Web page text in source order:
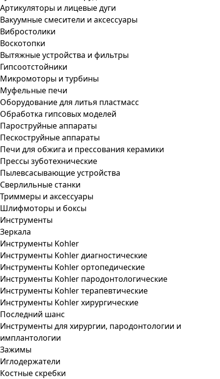
Артикуляторы и лицевые дуги
Вакуумные смесители и аксессуары
Вибростолики
Воскотопки
Вытяжные устройства и фильтры
Гипсоотстойники
Микромоторы и турбины
Муфельные печи
Оборудование для литья пластмасс
Обработка гипсовых моделей
Пароструйные аппараты
Пескоструйные аппараты
Печи для обжига и прессования керамики
Прессы зуботехнические
Пылевсасывающие устройства
Сверлильные станки
Триммеры и аксессуары
Шлифмоторы и боксы
Инструменты
Зеркала
Инструменты Kohler
Инструменты Kohler диагностические
Инструменты Kohler ортопедические
Инструменты Kohler пародонтологические
Инструменты Kohler терапевтические
Инструменты Kohler хирургические
Последний шанс
Инструменты для хирургии, пародонтологии и
имплантологии
Зажимы
Иглодержатели
Костные скребки